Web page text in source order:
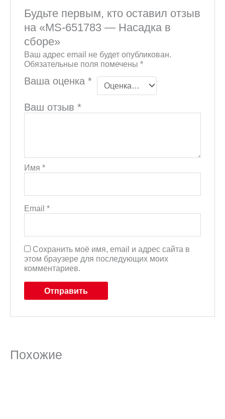
Будьте первым, кто оставил отзыв
на «MS-651783 — Насадка в
сборе»
Ваш адрес email не будет опубликован.
Обязательные поля помечены*
Ваша оценка*
Ваш отзыв*
Имя*
Email*
Сохранить моё имя, email и адрес сайта в
этом браузере для последующих моих
комментариев.
Похожие